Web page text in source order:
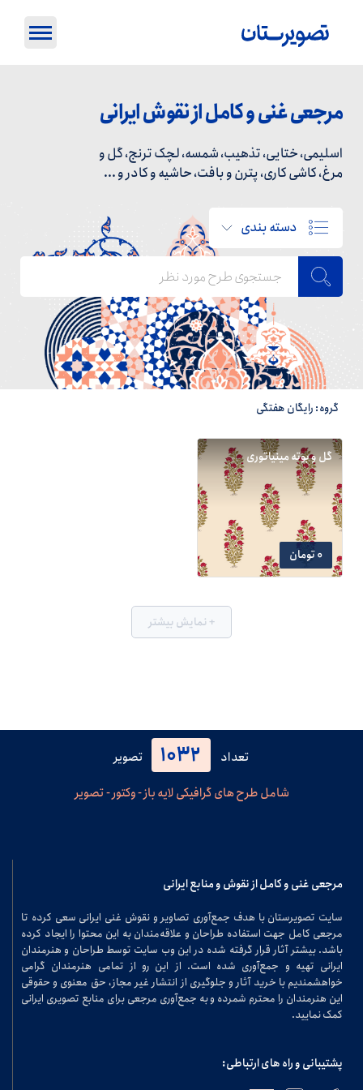
مرجعی غنی و کامل از نقوش ایرانی
اسلیمی، ختایی، تذهیب، شمسه، لچک ترنج، گل و
مرغ، کاشی کاری، پترن و بافت، حاشیه و کادر و ...
دسته بندی
گروه: رایگان هفتگی
گل و بوته مینیاتوری
0 تومان
+ نمایش بیشتر
تعداد 1032
تصویر
شامل طرح های گرافیکی لایه باز - وکتور - تصویر
مرجعی غنی و کامل از نقوش و منابع ایرانی
سایت تصویرستان با هدف جمع‌آوری تصاویر و نقوش غنی ایرانی سعی کرده تا
مرجعی کامل جهت استفاده طراحان و علاقه‌مندان به این محتوا را ایجاد کرده
باشد. بیشتر آثار قرار گرفته شده در این وب سایت توسط طراحان و هنرمندان
ایرانی تهیه و جمع‌آوری شده است. از این رو از تمامی هنرمندان گرامی
خواهشمندیم با خرید آثار و جلوگیری از انتشار غیر مجاز، حق معنوی و حقوقی
این هنرمندان را محترم شمرده و به جمع‌آوری مرجعی برای منابع تصویری ایرانی
کمک نمایید.
پشتیبانی و راه های ارتباطی: